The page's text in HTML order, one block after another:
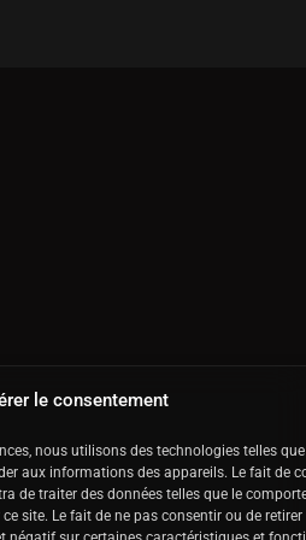
le consentement
nous utilisons des technologies telles
aux informations des appareils. Le fait de
de traiter des données telles que le
site. Le fait de ne pas consentir ou de retirer